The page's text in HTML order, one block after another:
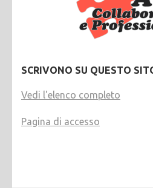
SCRIVONO SU QUESTO
Vedi l'elenco completo
Pagina di accesso